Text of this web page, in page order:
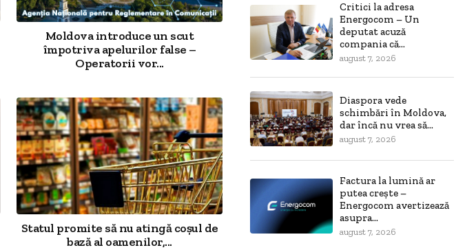
Moldova introduce un scut
împotriva apelurilor false –
Operatorii vor...
Statul promite să nu atingă coșul de
bază al oamenilor,...
Critici la adresa
Energocom – Un
deputat acuză
compania că...
august 7, 2026
Diaspora vede
schimbări în Moldova,
dar încă nu vrea să...
august 7, 2026
Factura la lumină ar
putea crește –
Energocom avertizează
asupra...
august 7, 2026